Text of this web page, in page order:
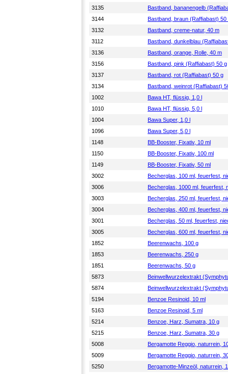
3135
Bastband, bananengelb
3144
Bastband, braun (Raffiabast) 50
3132
Bastband, creme-natur, 40 m
3112
Bastband, dunkelblau
3136
Bastband, orange, Rolle, 40 m
3156
Bastband, pink (Raffiabast) 50 g
3137
Bastband, rot (Raffiabast) 50 g
3134
Bastband, weinrot (Raffiabast)
1002
Bawa HT, flüssig, 1,0 l
1010
Bawa HT, flüssig, 5,0 l
1004
Bawa Super, 1,0 l
1096
Bawa Super, 5,0 l
1148
BB-Booster, Fixativ, 10 ml
1150
BB-Booster, Fixativ, 100 ml
1149
BB-Booster, Fixativ, 50 ml
3002
Becherglas, 100 ml, feuerfest,
3006
Becherglas, 1000 ml, feuerfest,
3003
Becherglas, 250 ml, feuerfest,
3004
Becherglas, 400 ml, feuerfest,
3001
Becherglas, 50 ml, feuerfest,
3005
Becherglas, 600 ml, feuerfest,
1852
Beerenwachs, 100 g
1853
Beerenwachs, 250 g
1851
Beerenwachs, 50 g
5873
Beinwellwurzelextrakt
5874
Beinwellwurzelextrakt
5194
Benzoe Resinoid, 10 ml
5163
Benzoe Resinoid, 5 ml
5214
Benzoe, Harz, Sumatra, 10 g
5215
Benzoe, Harz, Sumatra, 30 g
5008
Bergamotte Reggio, naturrein,
5009
Bergamotte Reggio, naturrein,
5250
Bergamotte-Minzeöl, naturrein,